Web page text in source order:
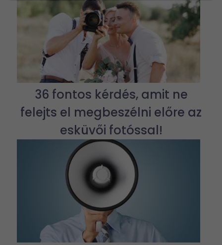
36 fontos kérdés, amit ne
felejts el megbeszélni előre az
esküvői fotóssal!